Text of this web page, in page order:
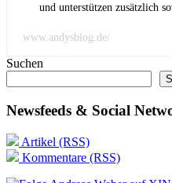
und unterstützen zusätzlich
www.andysblog.de/
Suchen
Newsfeeds & Social
Artikel (RSS)
Kommentare (RSS)